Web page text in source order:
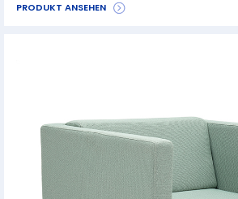
PRODUKT ANSEHEN